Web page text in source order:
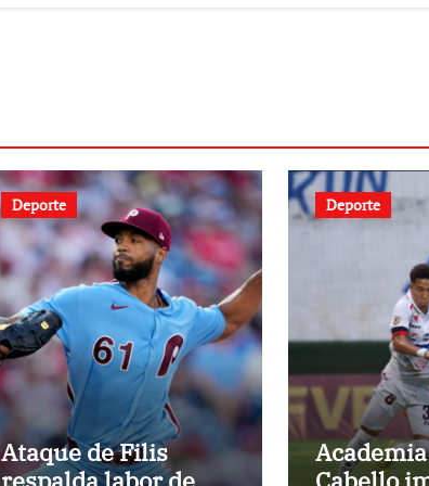
Deporte
Ataque de Filis
Deporte